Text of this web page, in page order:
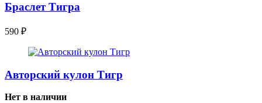
Браслет Тигра
590 ₽
Авторский кулон Тигр
Нет в наличии